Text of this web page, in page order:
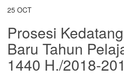
25 OCT
Prosesi
Baru Tahun
1440 H./2018-